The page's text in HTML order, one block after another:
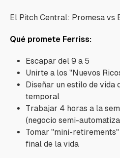
El Pitch Central: Promesa vs
Qué promete Ferriss:
Escapar del 9 a 5
Unirte a los "Nuevos
Diseñar un estilo de
temporal
Trabajar 4 horas a la
(negocio semi-
Tomar "mini-
final de la vida